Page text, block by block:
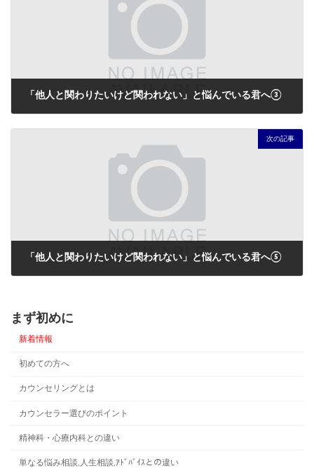
「他人と関わりたいけど関われない」と悩んでいる君へ③
次の記事
「他人と関わりたいけど関われない」と悩んでいる君へ⑤
まず初めに
新着情報
初めての方へ
カウンセリングとは
カウンセラー選びのポイント
精神科・心療内科との違い
単なる悩み相談,人生相談,ｱﾄﾞﾊﾞｲｽとの違い